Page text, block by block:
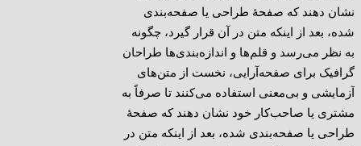
نشان دهند که صفحهٔ طراحی یا صفحه‌بندی
شده، بعد از اینکه متن در آن قرار گیرد، چگونه
به نظر می‌رسد و قلم‌ها و اندازه‌بندی‌ها طراحان
گرافیک برای صفحه‌آرایی، نخست از متن‌های
آزمایشی و بی‌معنی استفاده می‌کنند تا صرفاً به
مشتری یا صاحب‌کار خود نشان دهند که صفحهٔ
طراحی یا صفحه‌بندی شده، بعد از اینکه متن در